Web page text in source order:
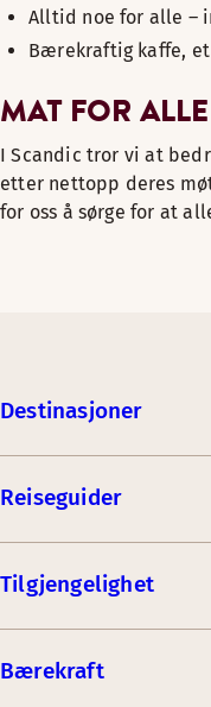
Alltid noe for alle –
Bærekraftig kaffe,
MAT FOR
I Scandic tror vi at
etter nettopp deres
for oss å sørge for at
Destinasjoner
Reiseguider
Tilgjengelighet
Bærekraft